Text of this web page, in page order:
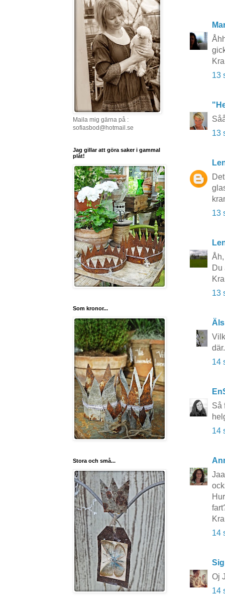
13
13
13
Du
13
14
Så
14
14
Oj
14
Maila mig gärna på :
sofiasbod@hotmail.se
Jag gillar att göra saker i gammal
plåt!
Som kronor...
Stora och små...